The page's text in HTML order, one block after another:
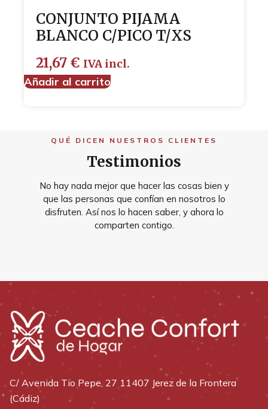
CONJUNTO PIJAMA
BLANCO C/PICO T/XS
21,67 € IVA incl.
Añadir al carrito
QUÉ DICEN NUESTROS CLIENTES
Testimonios
No hay nada mejor que hacer las cosas bien y
que las personas que confían en nosotros lo
disfruten. Así nos lo hacen saber, y ahora lo
comparten contigo.
C/ Avenida Tio Pepe, 27 11407 Jerez de la Frontera
(Cádiz)